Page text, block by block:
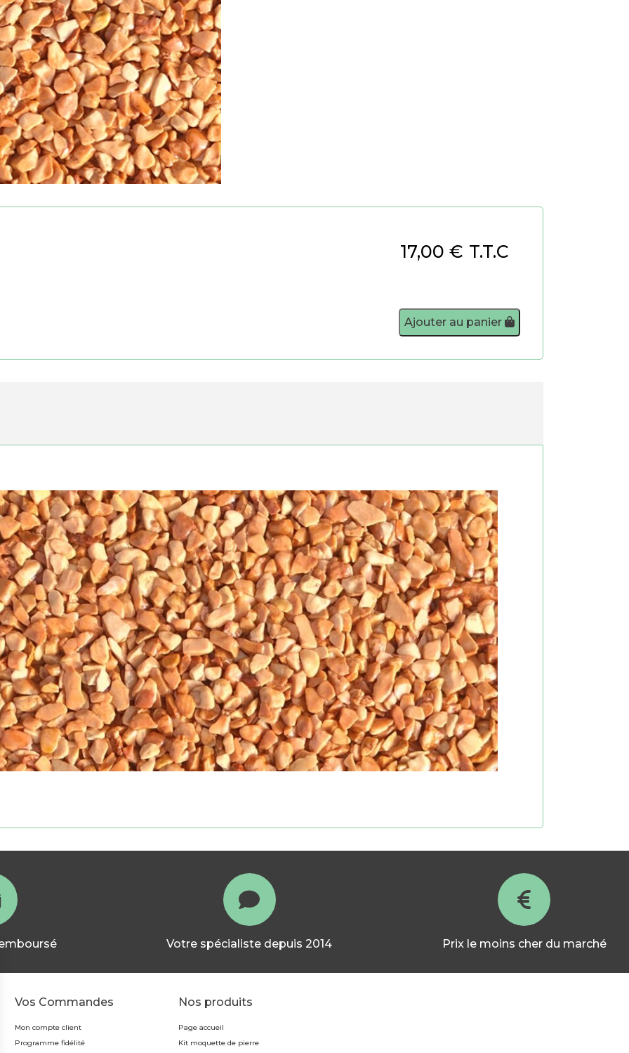
17,00 € T.T.C
Ajouter au panier
Votre spécialiste depuis 2014 Prix le moins cher du marché
Vos Commandes
Mon compte client
Programme fidélité
Nos produits
Page accueil
Kit moquette de pierre